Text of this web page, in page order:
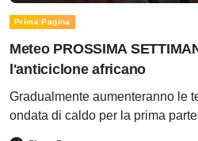
Prima Pagina
Meteo PROSSIMA
l'anticiclone africano
Gradualmente aumenteranno le
ondata di caldo per la prima